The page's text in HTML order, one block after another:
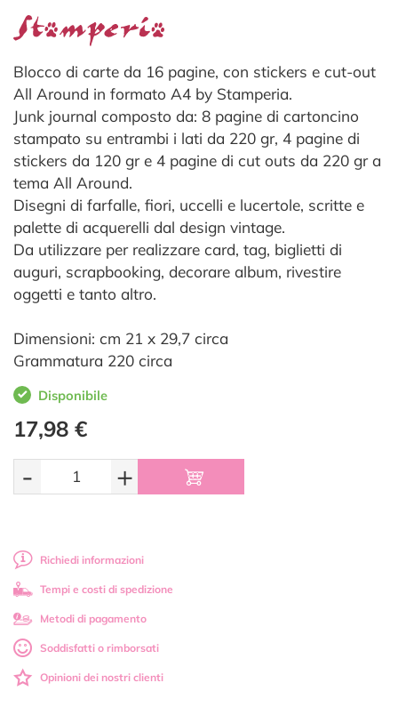
Blocco di carte da 16 pagine, con stickers e cut-out
All Around in formato A4 by Stamperia.
Junk journal composto da: 8 pagine di cartoncino
stampato su entrambi i lati da 220 gr, 4 pagine di
stickers da 120 gr e 4 pagine di cut outs da 220 gr a
tema All Around.
Disegni di farfalle, fiori, uccelli e lucertole, scritte e
palette di acquerelli dal design vintage.
Da utilizzare per realizzare card, tag, biglietti di
auguri, scrapbooking, decorare album, rivestire
oggetti e tanto altro.
Dimensioni: cm 21 x 29,7 circa
Grammatura 220 circa
Disponibile
17,98 €
- +
Richiedi informazioni
Tempi e costi di spedizione
Metodi di pagamento
Soddisfatti o rimborsati
Opinioni dei nostri clienti